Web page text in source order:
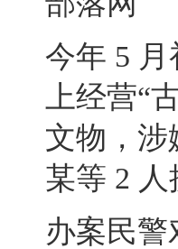
今年 5 月
上经营“
文物，涉
某等 2 人
办案民